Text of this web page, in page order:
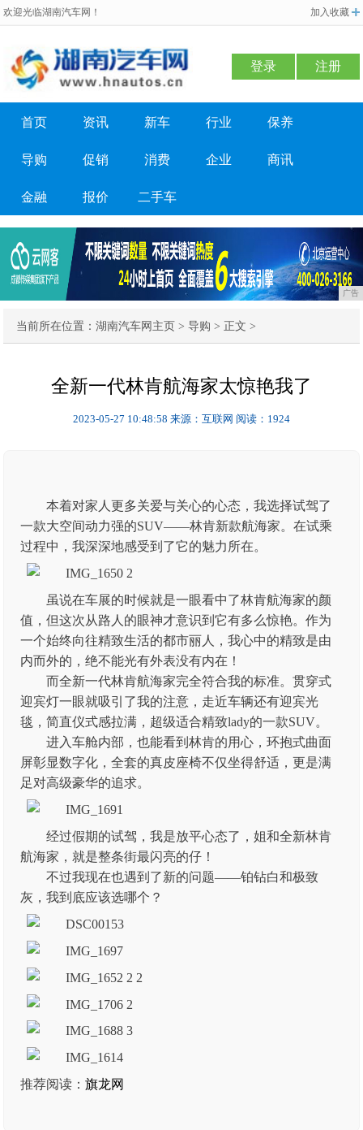
欢迎光临湖南汽车网！ 加入收藏
登录 注册
首页 资讯 新车 行业 保养
导购 促销 消费 企业 商讯
金融 报价 二手车
广告
当前所在位置：湖南汽车网主页 >导购 > 正文 >
全新一代林肯航海家太惊艳我了
2023-05-27 10:48:58 来源：互联网 阅读：1924
本着对家人更多关爱与关心的心态，我选择试驾了
一款大空间动力强的SUV——林肯新款航海家。在试乘
过程中，我深深地感受到了它的魅力所在。
虽说在车展的时候就是一眼看中了林肯航海家的颜
值，但这次从路人的眼神才意识到它有多么惊艳。作为
一个始终向往精致生活的都市丽人，我心中的精致是由
内而外的，绝不能光有外表没有内在！
而全新一代林肯航海家完全符合我的标准。贯穿式
迎宾灯一眼就吸引了我的注意，走近车辆还有迎宾光
毯，简直仪式感拉满，超级适合精致lady的一款SUV。
进入车舱内部，也能看到林肯的用心，环抱式曲面
屏彰显数字化，全套的真皮座椅不仅坐得舒适，更是满
足对高级豪华的追求。
经过假期的试驾，我是放平心态了，姐和全新林肯
航海家，就是整条街最闪亮的仔！
不过我现在也遇到了新的问题——铂钻白和极致
灰，我到底应该选哪个？
推荐阅读：旗龙网